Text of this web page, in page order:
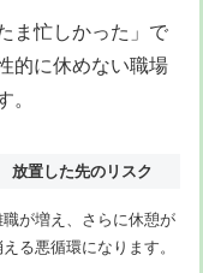
ま忙しかった」で
的に休めない職場
放置した先のリスク
職が増え、さらに休憩が
える悪循環になります。